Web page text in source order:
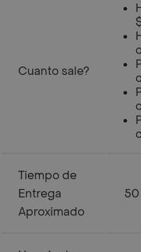
Cuanto sale?
Tiempo de
Entrega
Aproximado